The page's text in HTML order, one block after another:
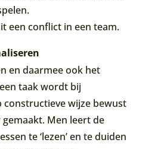
een conflict in een team.
en daarmee ook het
taak wordt bij
constructieve wijze bewust
Men leert de
te ‘lezen’ en te duiden